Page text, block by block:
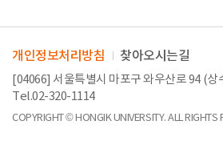
개인정보처리방침 찾아오시는길
[04066] 서울특별시 마포구 와우산로 94 (상
Tel.02-320-1114
COPYRIGHT © HONGIK UNIVERSITY. ALL RIGHTS